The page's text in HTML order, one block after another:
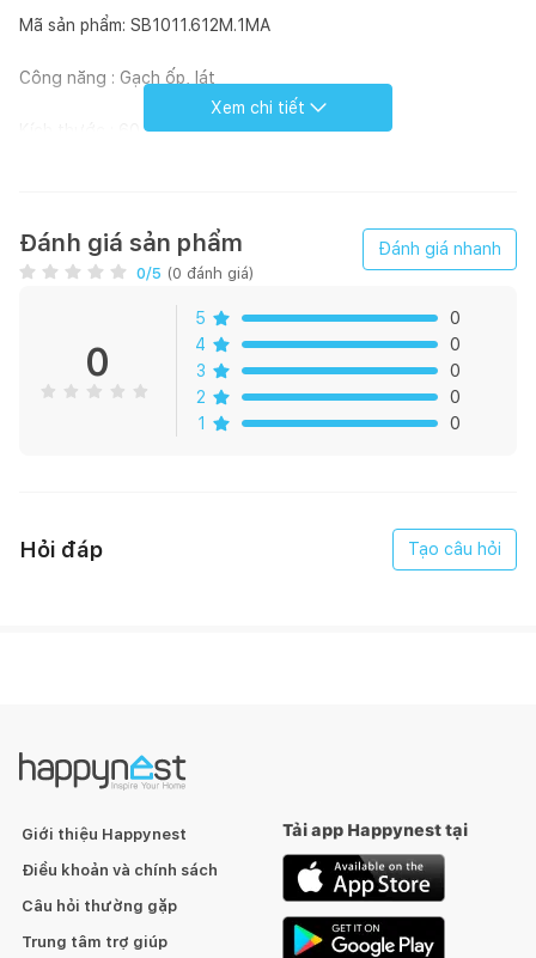
Mã sản phẩm: SB1011.612M.1MA
Công năng : Gạch ốp, lát
Kích thước : 60 * 120 cm
Bề mặt : Satin
Xương gạch: Pocerlain
Quy cách đóng gói : 02 viên/hộp (1,44m2)
Xem chi tiết
Đánh giá sản phẩm
0/5 (0 đánh giá)
Đánh giá nhanh
0
5
0
4
0
3
0
2
0
1
0
Hỏi đáp Tạo câu hỏi
Giới thiệu Happynest
Điều khoản và chính sách
Câu hỏi thường gặp
Trung tâm trợ giúp
Tải app Happynest tại